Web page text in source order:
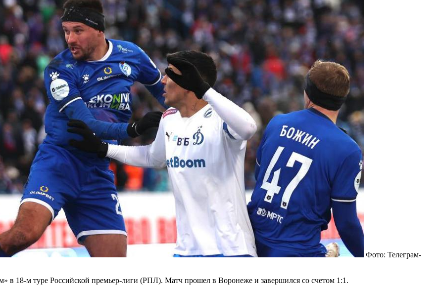
Фото: Телеграм-
в 18-м туре Российской премьер-лиги (РПЛ). Матч прошел в Воронеже и завершился со счетом 1:1.